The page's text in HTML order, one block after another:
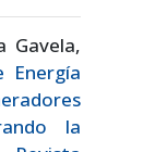
Gavela,
Energía
la